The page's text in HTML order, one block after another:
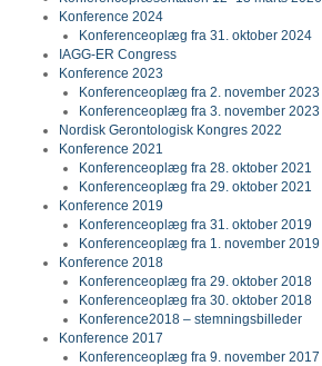
Konference 2024
Konferenceoplæg fra 31. oktober 2024
IAGG-ER Congress
Konference 2023
Konferenceoplæg fra 2. november 2023
Konferenceoplæg fra 3. november 2023
Nordisk Gerontologisk Kongres 2022
Konference 2021
Konferenceoplæg fra 28. oktober 2021
Konferenceoplæg fra 29. oktober 2021
Konference 2019
Konferenceoplæg fra 31. oktober 2019
Konferenceoplæg fra 1. november 2019
Konference 2018
Konferenceoplæg fra 29. oktober 2018
Konferenceoplæg fra 30. oktober 2018
Konference2018 – stemningsbilleder
Konference 2017
Konferenceoplæg fra 9. november 2017